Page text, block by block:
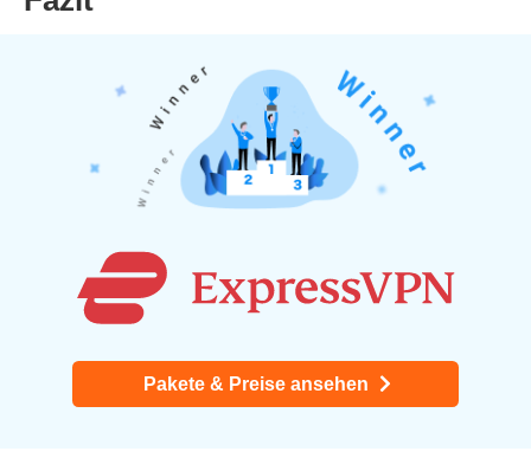
Pakete & Preise ansehen